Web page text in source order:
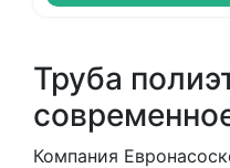
Труба
Компания